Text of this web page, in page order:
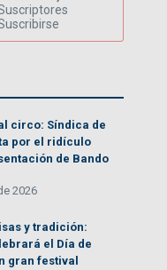
circo: Síndica de
por el ridículo
de Bando
2026
y tradición:
el Día de
gran festival